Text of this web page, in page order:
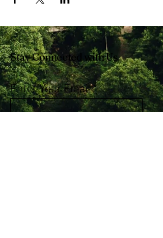
Stay Connected with Us
Enter Your Email